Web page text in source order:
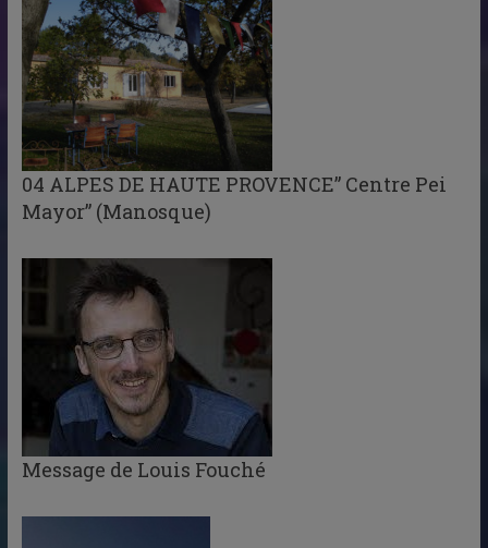
04 ALPES DE HAUTE PROVENCE” Centre Pei
Mayor” (Manosque)
Message de Louis Fouché